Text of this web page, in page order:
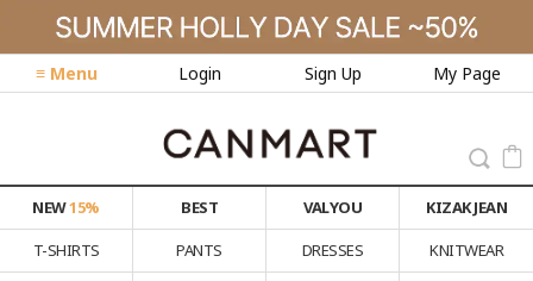
≡ Menu Login Sign Up My Page
NEW15% BEST VALYOU
KIZAK JEAN
T-SHIRTS
PANTS DRESSES
KNITWEAR